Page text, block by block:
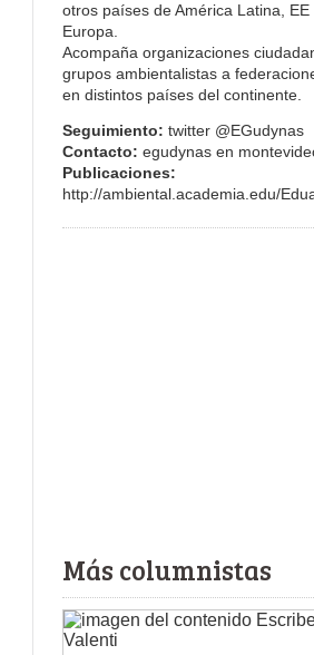
otros países de América Latina, EE
Europa.
Acompaña organizaciones
grupos ambientalistas a
en distintos países del continente.
Seguimiento: twitter @EGudynas
Contacto: egudynas en
Publicaciones:
http://ambiental.academia.edu/
Más columnistas